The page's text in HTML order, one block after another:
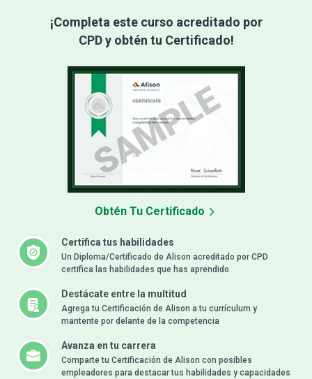
¡Completa este curso acreditado por
CPD y obtén tu Certificado!
Certifica tus habilidades
Un Diploma/Certificado de Alison acreditado por CPD
certifica las habilidades que has aprendido
Destácate entre la multitud
Agrega tu Certificación de Alison a tu currículum y
mantente por delante de la competencia
Avanza en tu carrera
Comparte tu Certificación de Alison con posibles
empleadores para destacar tus habilidades y capacidades
Obtén Tu Certificado